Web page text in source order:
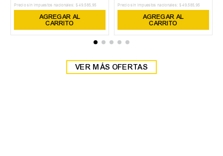
Precio sin impuestos nacionales: $ 49.585,95
AGREGAR AL
CARRITO
Precio sin impuestos nacionales: $ 49.585,95
AGREGAR AL
CARRITO
VER MÁS OFERTAS